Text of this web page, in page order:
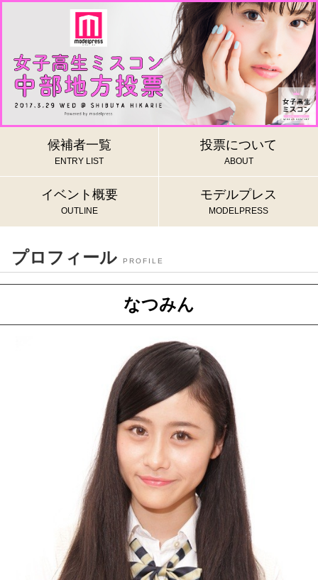
候補者一覧
ENTRY LIST
投票について
ABOUT
イベント概要
OUTLINE
モデルプレス
MODELPRESS
プロフィール PROFILE
なつみん